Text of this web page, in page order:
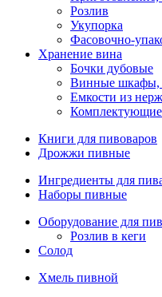
Розлив
Укупорка
Фасовочно-
Хранение вина
Бочки дубовые
Винные шкафы,
Емкости из
Комплектующие
Книги для пивоваров
Дрожжи пивные
Ингредиенты для
Наборы пивные
Оборудование для
Розлив в кеги
Солод
Хмель пивной